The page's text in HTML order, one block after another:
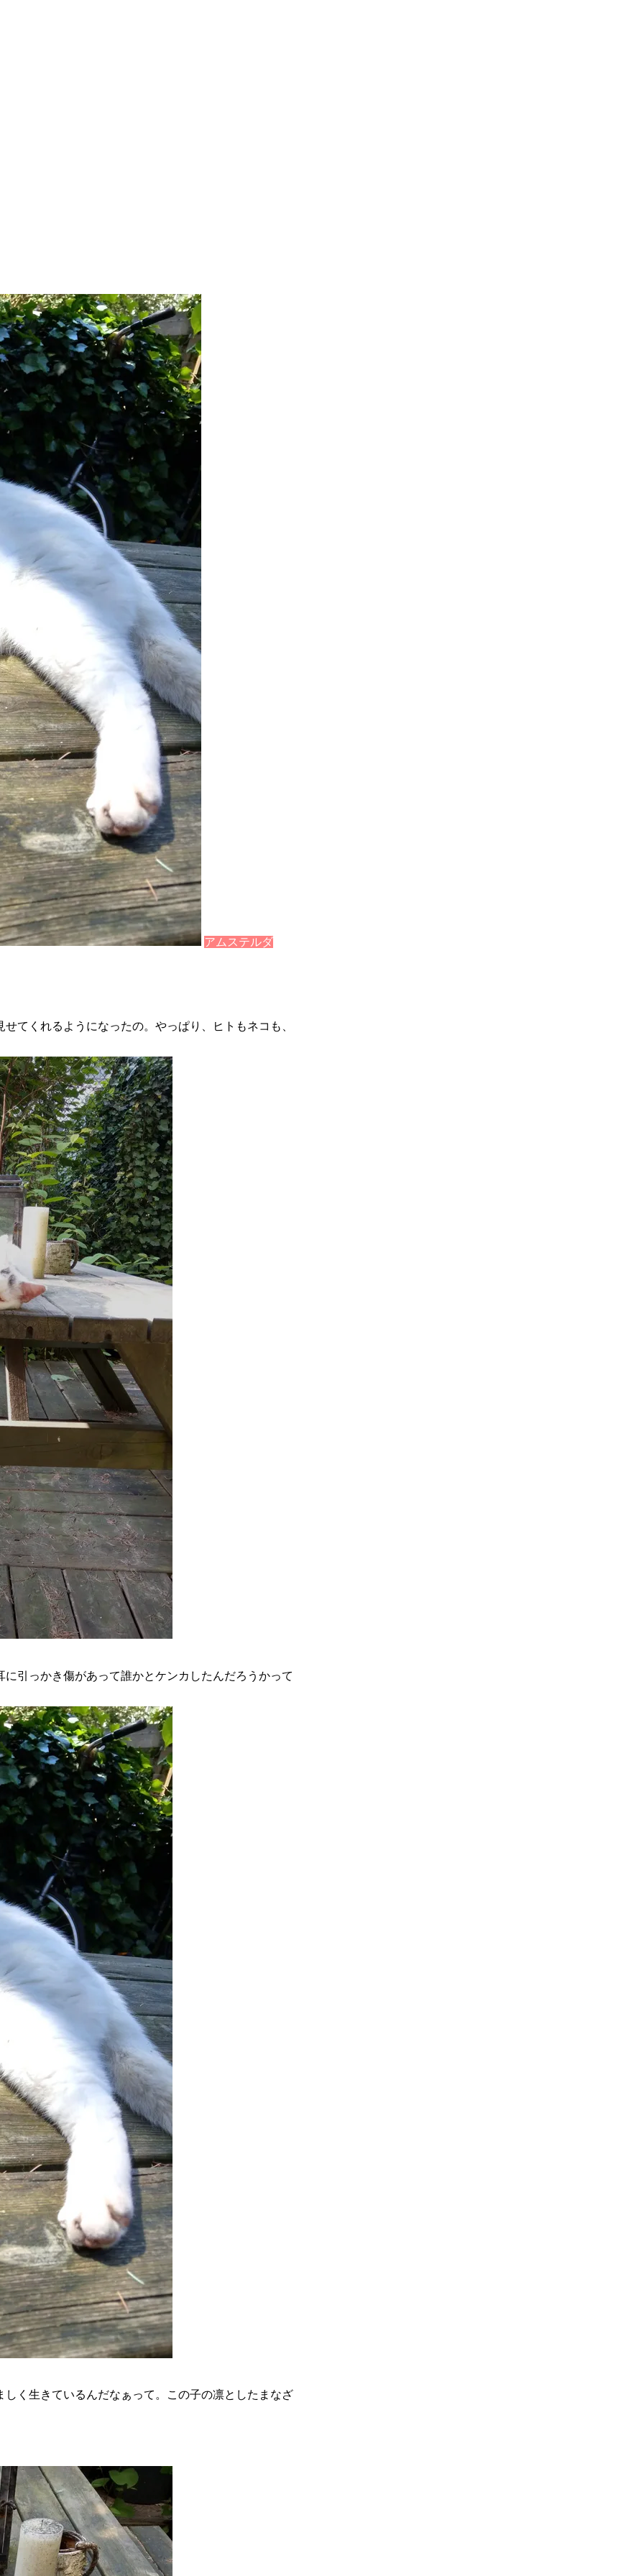
アムステルダ
てくれるようになったの。やっぱり、ヒトもネコも、
引っかき傷があって誰かとケンカしたんだろうかって
く生きているんだなぁって。この子の凛としたまなざ